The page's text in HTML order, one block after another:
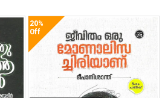
20%
Off